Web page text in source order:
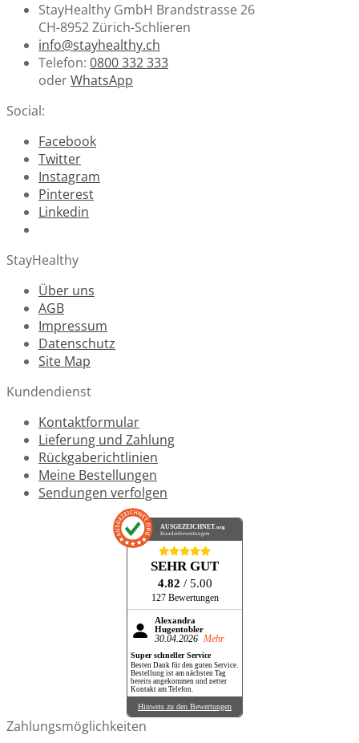
StayHealthy GmbH Brandstrasse 26
CH-8952 Zürich-Schlieren
info@stayhealthy.ch
Telefon: 0800 332 333
oderWhatsApp
Social:
Facebook
Twitter
Instagram
Pinterest
Linkedin
StayHealthy
Über uns
AGB
Impressum
Datenschutz
Site Map
Kundendienst
Kontaktformular
Lieferung und Zahlung
Rückgaberichtlinien
Meine Bestellungen
Sendungen verfolgen
AUSGEZEICHNET .org
Kundenbewertungen
SEHR GUT
4.82 / 5.00
127 Bewertungen
Alexandra
Hugentobler
30.04.2026 Mehr
Super schneller Service
Besten Dank für den guten Service.
Bestellung ist am nächsten Tag
bereits angekommen und netter
Kontakt am Telefon.
Hinweis zu den Bewertungen
Zahlungsmöglichkeiten